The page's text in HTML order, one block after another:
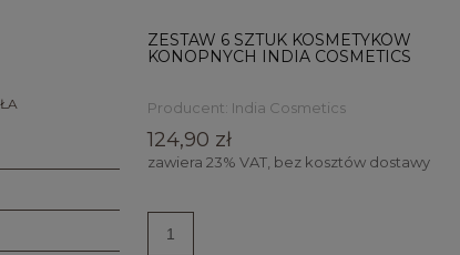
ZESTAW 6 SZTUK KOSMETYKÓW
KONOPNYCH INDIA COSMETICS
Producent: India Cosmetics
124,90 zł
zawiera 23% VAT, bez kosztów dostawy